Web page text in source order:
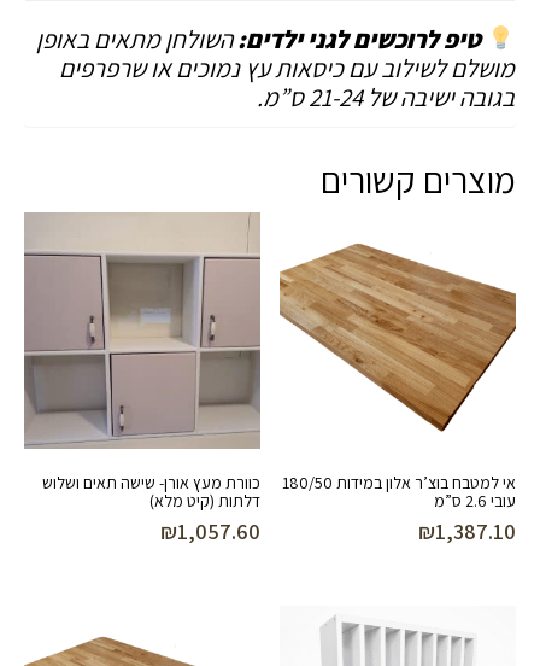
טיפ לרוכשים לגני ילדים:השולחן מתאים באופן
מושלם לשילוב עם כיסאות עץ נמוכים או שרפרפים
בגובה ישיבה של 21-24 ס”מ.
מוצרים קשורים
אי למטבח בוצ’ר אלון במידות 180/50
עובי 2.6 ס”מ
₪1,387.10
כוורת מעץ אורן- שישה תאים ושלוש
דלתות (קיט מלא)
₪1,057.60